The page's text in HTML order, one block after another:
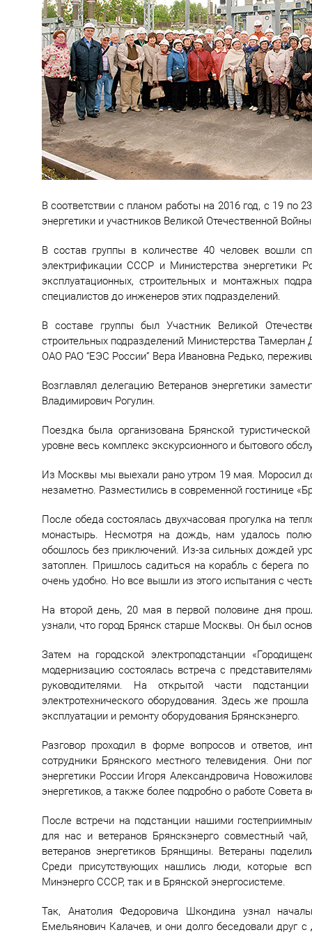
В соответствии с планом работы на 2016 год, с 19 по
энергетики и участников Великой Отечественной
В состав группы в количестве 40 человек вошли
электрификации СССР и Министерства энергетики
эксплуатационных, строительных и монтажных
специалистов до инженеров этих подразделений.
В составе группы был Участник Великой
строительных подразделений Министерства
ОАО РАО “ЕЭС России” Вера Ивановна Редько,
Возглавлял делегацию Ветеранов энергетики
Владимирович Рогулин.
Поездка была организована Брянской
уровне весь комплекс экскурсионного и бытового
Из Москвы мы выехали рано утром 19 мая. Моросил
незаметно. Разместились в современной гостинице
После обеда состоялась двухчасовая прогулка на
монастырь. Несмотря на дождь, нам удалось
обошлось без приключений. Из-за сильных дождей
затоплен. Пришлось садиться на корабль с берега
очень удобно. Но все вышли из этого испытания с
На второй день, 20 мая в первой половине дня
узнали, что город Брянск старше Москвы. Он был
Затем на городской электроподстанции
модернизацию состоялась встреча с
руководителями. На открытой части
электротехнического оборудования. Здесь же
эксплуатации и ремонту оборудования Брянскэнерго.
Разговор проходил в форме вопросов и ответов,
сотрудники Брянского местного телевидения. Они
энергетики России Игоря Александровича
энергетиков, а также более подробно о работе Совета
После встречи на подстанции нашими
для нас и ветеранов Брянскэнерго совместный
ветеранов энергетиков Брянщины. Ветераны
Среди присутствующих нашлись люди, которые
Минэнерго СССР, так и в Брянской энергосистеме.
Так, Анатолия Федоровича Шкондина узнал
Емельянович Калачев, и они долго беседовали друг